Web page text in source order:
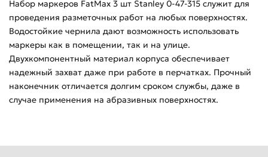
Набор маркеров FatMax 3 шт Stanley 0-47-315 служит для
проведения разметочных работ на любых поверхностях.
Водостойкие чернила дают возможность использовать
маркеры как в помещении, так и на улице.
Двухкомпонентный материал корпуса обеспечивает
надежный захват даже при работе в перчатках. Прочный
наконечник отличается долгим сроком службы, даже в
случае применения на абразивных поверхностях.